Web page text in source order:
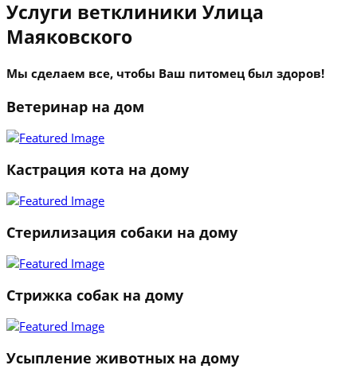
Услуги ветклиники Улица
Маяковского
Мы сделаем все, чтобы Ваш питомец был здоров!
Ветеринар на дом
Кастрация кота на дому
Стерилизация собаки на дому
Стрижка собак на дому
Усыпление животных на дому